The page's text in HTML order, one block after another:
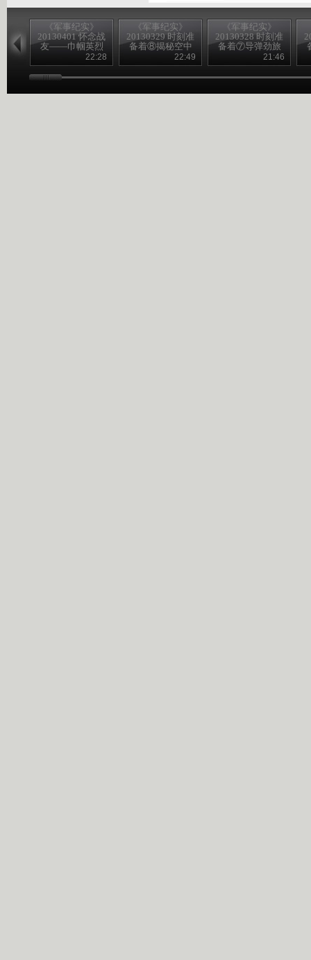
《军事纪实》
20130401 怀念战
友——巾帼英烈
祭①千古女侠
——秋瑾
22:28
《军事纪实》
20130329 时刻准
备着⑧揭秘空中
22:49
《军事纪实》
20130328 时刻准
备着⑦导弹劲旅
21:46